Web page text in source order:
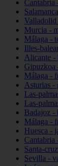
Cantabria
Murcia -
Málaga -
Illes-
Alicante -
Gipuzkoa
Málaga -
Asturias -
Las-
Las-
Badajoz -
Málaga -
Huesca -
Cantabria
Santa-
Sevilla -